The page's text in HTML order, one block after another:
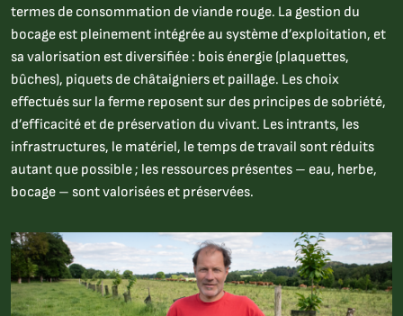
termes de consommation de viande rouge. La gestion du
bocage est pleinement intégrée au système d’exploitation, et
sa valorisation est diversifiée : bois énergie (plaquettes,
bûches), piquets de châtaigniers et paillage. Les choix
effectués sur la ferme reposent sur des principes de sobriété,
d’efficacité et de préservation du vivant. Les intrants, les
infrastructures, le matériel, le temps de travail sont réduits
autant que possible ; les ressources présentes – eau, herbe,
bocage – sont valorisées et préservées.